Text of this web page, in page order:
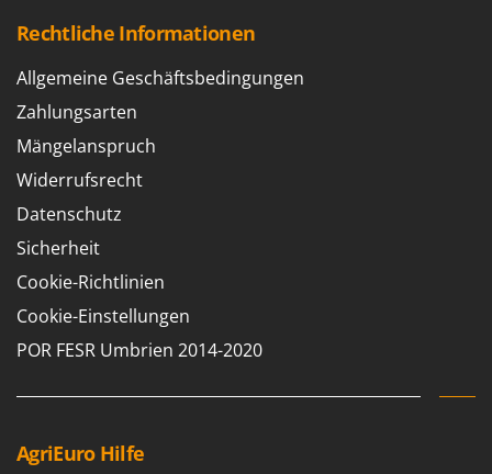
Rechtliche Informationen
Allgemeine Geschäftsbedingungen
Zahlungsarten
Mängelanspruch
Widerrufsrecht
Datenschutz
Sicherheit
Cookie-Richtlinien
Cookie-Einstellungen
POR FESR Umbrien 2014-2020
AgriEuro Hilfe